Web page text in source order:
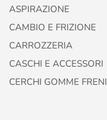
ASPIRAZIONE
CAMBIO E FRIZIONE
CARROZZERIA
CASCHI E ACCESSORI
CERCHI GOMME FRENI